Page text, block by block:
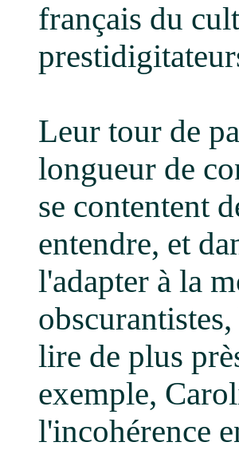
français du
Leur tour de
longueur de
se contentent
entendre, et
l'adapter à la
lire de plus
exemple,
l'incohérence